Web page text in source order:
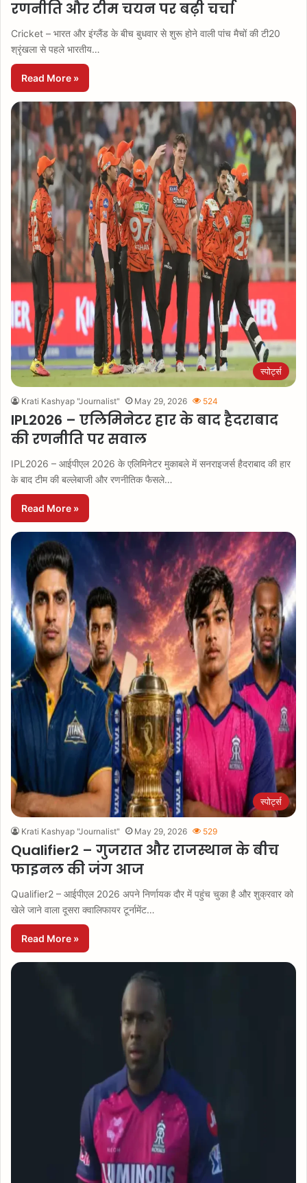
रणनीति और टीम चयन पर बढ़ी चर्चा
Cricket – भारत और इंग्लैंड के बीच बुधवार से शुरू होने वाली पांच मैचों की टी20
श्रृंखला से पहले भारतीय…
Read More »
स्पोर्ट्स
Krati Kashyap "Journalist" May 29, 2026 524
IPL2026 – एलिमिनेटर हार के बाद हैदराबाद
की रणनीति पर सवाल
IPL2026 – आईपीएल 2026 के एलिमिनेटर मुकाबले में सनराइजर्स हैदराबाद की हार
के बाद टीम की बल्लेबाजी और रणनीतिक फैसले…
Read More »
स्पोर्ट्स
Krati Kashyap "Journalist" May 29, 2026 529
Qualifier2 – गुजरात और राजस्थान के बीच
फाइनल की जंग आज
Qualifier2 – आईपीएल 2026 अपने निर्णायक दौर में पहुंच चुका है और शुक्रवार को
खेले जाने वाला दूसरा क्वालिफायर टूर्नामेंट…
Read More »